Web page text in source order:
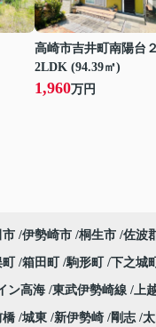
高崎市吉井町南陽台
2LDK (94.39㎡)
1,960万円
市 伊勢崎市 桐生市 佐波
箱田町 駒形町 下之城
ン高海 東武伊勢崎線 上
橋 城東 新伊勢崎 剛志 太